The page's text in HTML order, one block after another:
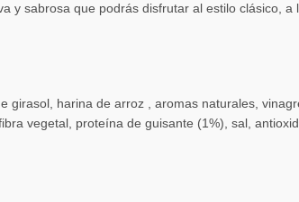
y sabrosa que podrás disfrutar al estilo clásico,
girasol, harina de arroz , aromas naturales,
vegetal, proteína de guisante (1%), sal,